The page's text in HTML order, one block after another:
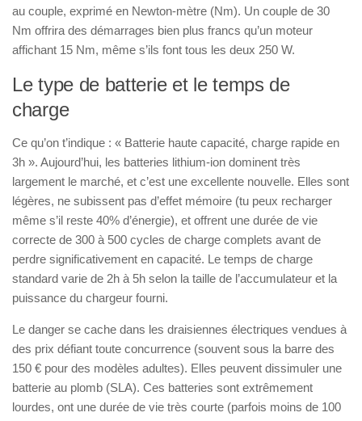
au couple, exprimé en Newton-mètre (Nm). Un couple de 30
Nm offrira des démarrages bien plus francs qu’un moteur
affichant 15 Nm, même s’ils font tous les deux 250 W.
Le type de batterie et le temps de
charge
Ce qu’on t’indique : « Batterie haute capacité, charge rapide en
3h ». Aujourd’hui, les batteries lithium-ion dominent très
largement le marché, et c’est une excellente nouvelle. Elles sont
légères, ne subissent pas d’effet mémoire (tu peux recharger
même s’il reste 40% d’énergie), et offrent une durée de vie
correcte de 300 à 500 cycles de charge complets avant de
perdre significativement en capacité. Le temps de charge
standard varie de 2h à 5h selon la taille de l’accumulateur et la
puissance du chargeur fourni.
Le danger se cache dans les draisiennes électriques vendues à
des prix défiant toute concurrence (souvent sous la barre des
150 € pour des modèles adultes). Elles peuvent dissimuler une
batterie au plomb (SLA). Ces batteries sont extrêmement
lourdes, ont une durée de vie très courte (parfois moins de 100